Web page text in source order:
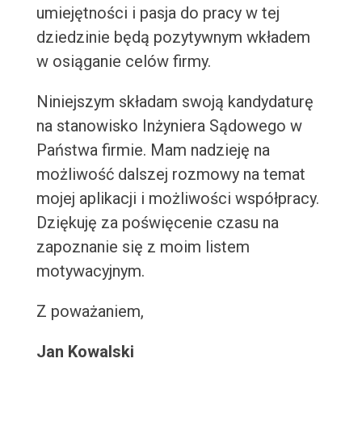
umiejętności i pasja do pracy w tej
dziedzinie będą pozytywnym wkładem
w osiąganie celów firmy.
Niniejszym składam swoją kandydaturę
na stanowisko Inżyniera Sądowego w
Państwa firmie. Mam nadzieję na
możliwość dalszej rozmowy na temat
mojej aplikacji i możliwości współpracy.
Dziękuję za poświęcenie czasu na
zapoznanie się z moim listem
motywacyjnym.
Z poważaniem,
Jan Kowalski